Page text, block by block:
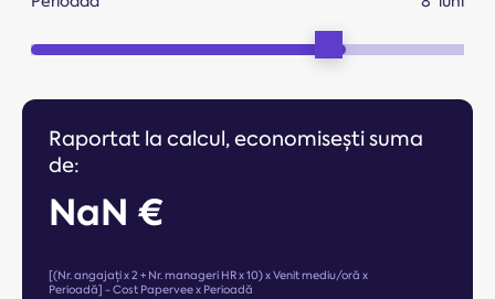
Raportat la calcul, economisești suma
de:
NaN €
[(Nr. angajați x 2 + Nr. manageri HR x 10) x Venit mediu/oră x
Perioadă] - Cost Papervee x Perioadă